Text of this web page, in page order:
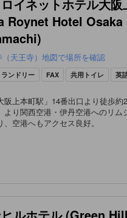
イネットホテル大
Roynet Hotel Osaka
（天王寺）地図で場所を確認
ランドリー FAX 共用トイレ 英
阪上本町駅」14番出口より徒歩約
より関西空港・伊丹空港へのリム
、空港へもアクセス良好。
ルホテル (Green